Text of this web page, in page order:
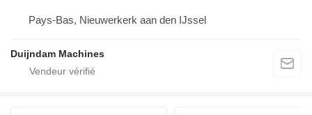
Pays-Bas, Nieuwerkerk aan den IJssel
Duijndam Machines